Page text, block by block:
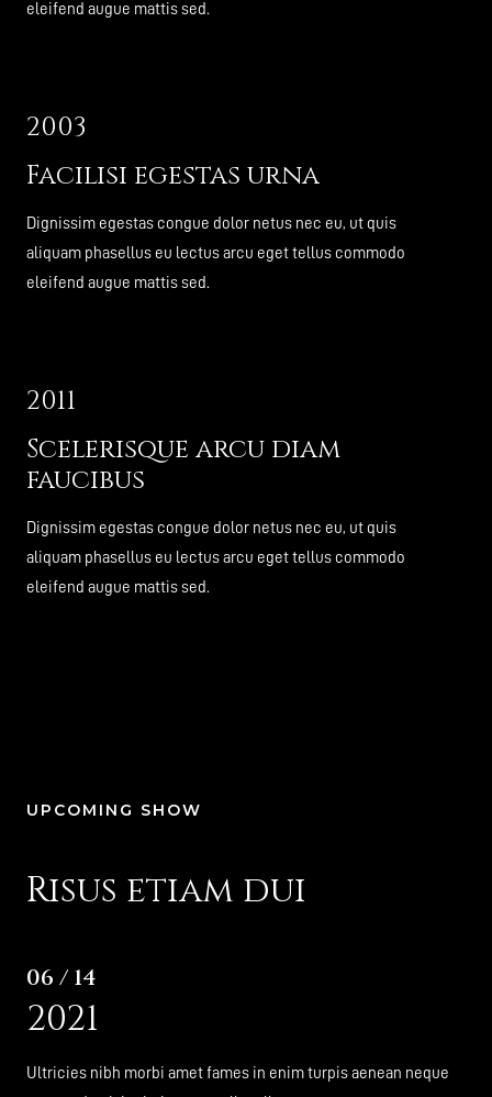
eleifend augue mattis sed.
2003
Facilisi egestas urna
Dignissim egestas congue dolor netus nec eu, ut quis
aliquam phasellus eu lectus arcu eget tellus commodo
eleifend augue mattis sed.
2011
Scelerisque arcu diam
faucibus
Dignissim egestas congue dolor netus nec eu, ut quis
aliquam phasellus eu lectus arcu eget tellus commodo
eleifend augue mattis sed.
UPCOMING SHOW
Risus etiam dui
Ultricies nibh morbi amet fames in enim turpis aenean neque
06 / 14
2021